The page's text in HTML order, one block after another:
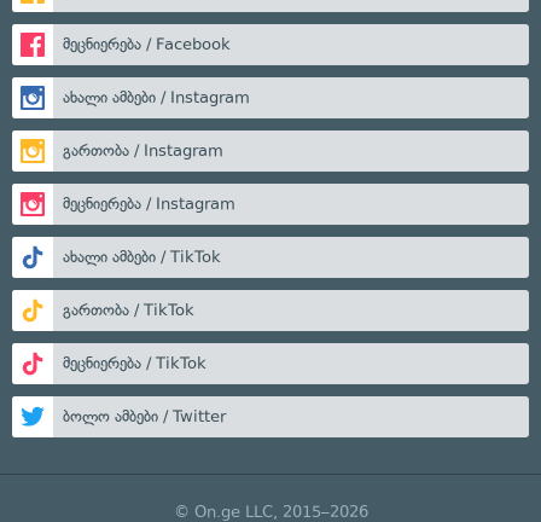
მეცნიერება / Facebook
ახალი ამბები / Instagram
გართობა / Instagram
მეცნიერება / Instagram
ახალი ამბები / TikTok
გართობა / TikTok
მეცნიერება / TikTok
ბოლო ამბები / Twitter
© On.ge LLC, 2015–2026